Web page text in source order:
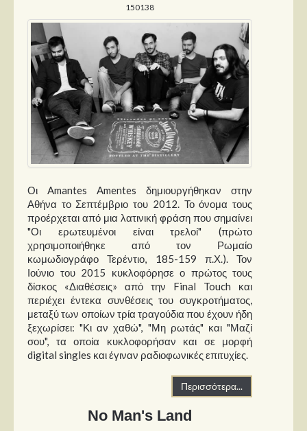
150138
Οι Amantes Amentes δημιουργήθηκαν στην
Αθήνα το Σεπτέμβριο του 2012. Το όνομα τους
προέρχεται από μια λατινική φράση που σημαίνει
"Οι ερωτευμένοι είναι τρελοί" (πρώτο
χρησιμοποιήθηκε από τον Ρωμαίο
κωμωδιογράφο Τερέντιο, 185-159 π.Χ.). Τον
Ιούνιο του 2015 κυκλοφόρησε ο πρώτος τους
δίσκος «Διαθέσεις» από την Final Touch και
περιέχει έντεκα συνθέσεις του συγκροτήματος,
μεταξύ των οποίων τρία τραγούδια που έχουν ήδη
ξεχωρίσει: "Κι αν χαθώ", "Μη ρωτάς" και "Μαζί
σου", τα οποία κυκλοφορήσαν και σε μορφή
digital singles και έγιναν ραδιοφωνικές επιτυχίες.
Περισσότερα...
No Man's Land